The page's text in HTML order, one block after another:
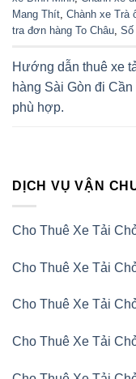
DỊCH VỤ VẬN
Cho Thuê Xe Tải
Cho Thuê Xe Tải
Cho Thuê Xe Tải
Cho Thuê Xe Tải
Mang Thít, Chành xe Trà
tra đơn hàng To Châu, Số
Hướng dẫn thuê xe
hàng Sài Gòn đi
phù hợp.